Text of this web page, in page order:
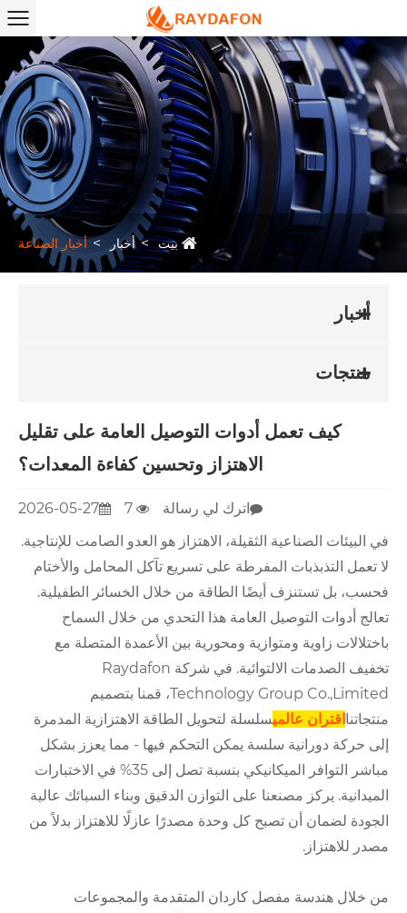
بيت أخبار أخبار الصناعة
أخبار
منتجات
كيف تعمل أدوات التوصيل العامة على تقليل
الاهتزاز وتحسين كفاءة المعدات؟
2026-05-27
اترك لي رسالة
في البيئات الصناعية الثقيلة، الاهتزاز هو العدو الصامت للإنتاجية.
لا تعمل التذبذبات المفرطة على تسريع تآكل المحامل والأختام
فحسب، بل تستنزف أيضًا الطاقة من خلال الخسائر الطفيلية.
تعالج أدوات التوصيل العامة هذا التحدي من خلال السماح
باختلالات زاوية ومتوازية ومحورية بين الأعمدة المتصلة مع
تخفيف الصدمات الالتوائية. في شركة Raydafon
Technology Group Co.,Limited، قمنا بتصميم
منتجاتنااقتران عالميسلسلة لتحويل الطاقة الاهتزازية المدمرة
إلى حركة دورانية سلسة يمكن التحكم فيها - مما يعزز بشكل
مباشر التوافر الميكانيكي بنسبة تصل إلى 35% في الاختبارات
الميدانية. يركز مصنعنا على التوازن الدقيق وبناء السبائك عالية
الجودة لضمان أن تصبح كل وحدة مصدرًا عازلًا للاهتزاز بدلاً من
مصدر للاهتزاز.
من خلال هندسة مفصل كاردان المتقدمة والمجموعات